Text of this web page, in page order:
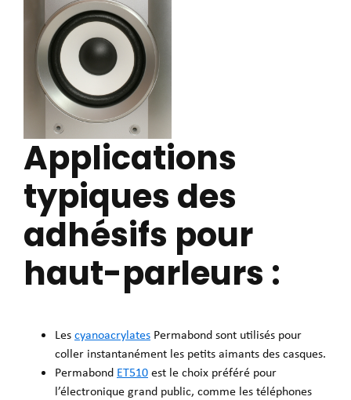
Applications
typiques des
adhésifs pour
haut-parleurs :
Lescyanoacrylates Permabond sont utilisés pour
coller instantanément les petits aimants des casques.
Permabond ET510est le choix préféré pour
l’électronique grand public, comme les téléphones